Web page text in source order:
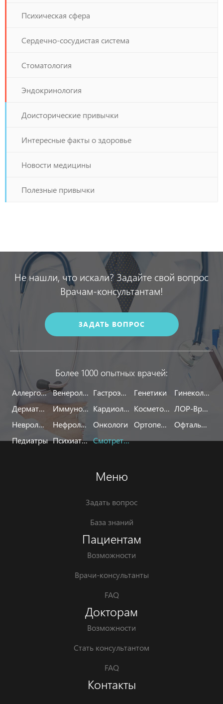
Психическая сфера
Сердечно-сосудистая система
Стоматология
Эндокринология
Доисторические привычки
Интересные факты о здоровье
Новости медицины
Полезные привычки
Не нашли, что искали? Задайте свой вопрос
Врачам-консультантам!
ЗАДАТЬ ВОПРОС
Более 1000 опытных врачей:
Аллергологи Венерологи Гастроэнтерологи Генетики
Гинекологи
Дерматологи
Иммунологи Кардиологи Косметологи
ЛОР-Врачи
Неврологи
Нефрологи Онкологи Ортопеды
Офтальмологи
Педиатры
Психиатры Смотреть все
Меню
Задать вопрос
База знаний
Пациентам
Возможности
Врачи-консультанты
FAQ
Докторам
Возможности
Стать консультантом
FAQ
Контакты